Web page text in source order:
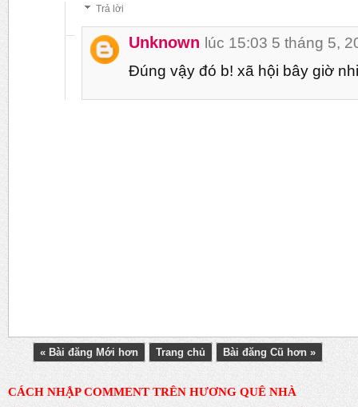
Trả lời
Unknown lúc 15:03 5 tháng 5,
Đúng vậy đó b! xã hội bây giờ
« Bài đăng Mới hơn Trang chủ Bài đăng Cũ hơn »
CÁCH NHẬP COMMENT TRÊN HƯƠNG QUÊ NHÀ